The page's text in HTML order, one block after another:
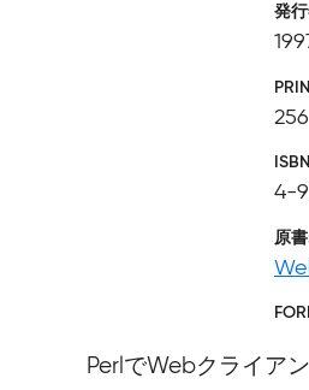
発
256
ISBN
4-
原書
PerlでWebクライア